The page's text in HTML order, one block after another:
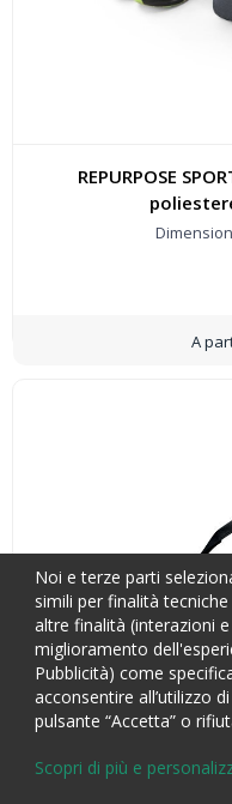
REPURPOSE
Noi e terze parti
simili per finalità
altre finalità (interazioni
miglioramento
Pubblicità) come
acconsentire all’utilizzo
pulsante “Accetta” o
Scopri di più e